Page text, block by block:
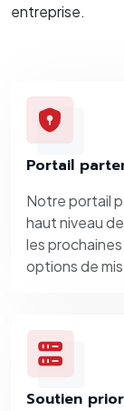
entreprise.
Portail
Notre portail
haut niveau
les
options de
Soutien